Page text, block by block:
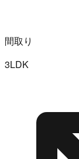
間取り
3LDK